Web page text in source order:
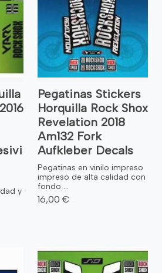
y
Pegatinas Stickers
Horquilla Rock Shox
Revelation 2018
Am132 Fork
Aufkleber Decals
Pegatinas en vinilo impreso
impreso de alta calidad con
fondo ...
16,00 €